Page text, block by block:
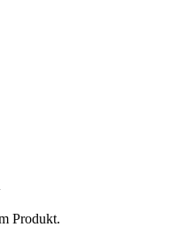
Produkt.